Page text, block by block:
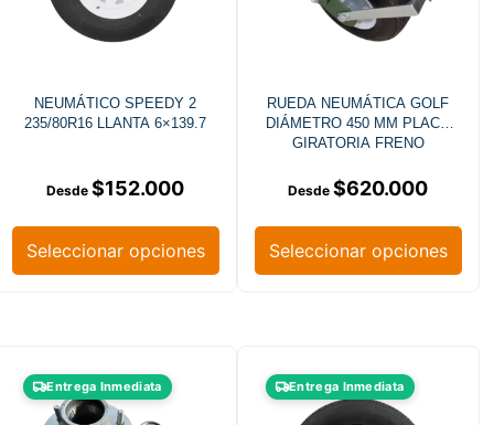
NEUMÁTICO SPEEDY 2
235/80R16 LLANTA 6×139.7
$152.000
Seleccionar opciones
RUEDA NEUMÁTICA GOLF
DIÁMETRO 450 MM PLACA
GIRATORIA FRENO
$620.000
Seleccionar opciones
Entrega Inmediata Entrega Inmediata